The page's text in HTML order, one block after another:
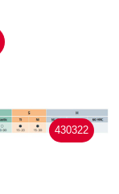
430322